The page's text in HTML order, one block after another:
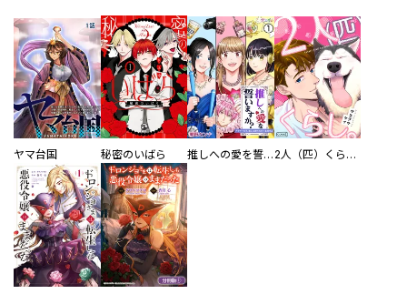
ヤマ台国 秘密のいばら 推しへの愛を誓いますか？～アラサー女子、推しは逃げぬが人生逃げる～ 2人（匹）くらし。